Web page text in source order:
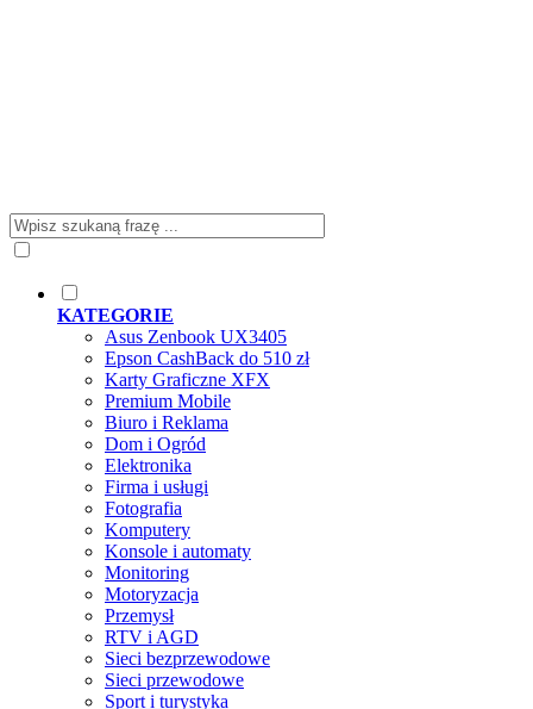
KATEGORIE
Asus Zenbook UX3405
Epson CashBack do 510 zł
Karty Graficzne XFX
Premium Mobile
Biuro i Reklama
Dom i Ogród
Elektronika
Firma i usługi
Fotografia
Komputery
Konsole i automaty
Monitoring
Motoryzacja
Przemysł
RTV i AGD
Sieci bezprzewodowe
Sieci przewodowe
Sport i turystyka